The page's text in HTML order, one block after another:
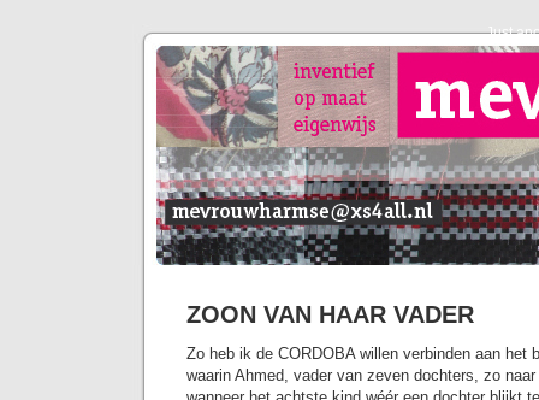
Just
ZOON VAN HAAR VADER
Zo heb ik de CORDOBA willen verbinden aan het
waarin Ahmed, vader van zeven dochters, zo